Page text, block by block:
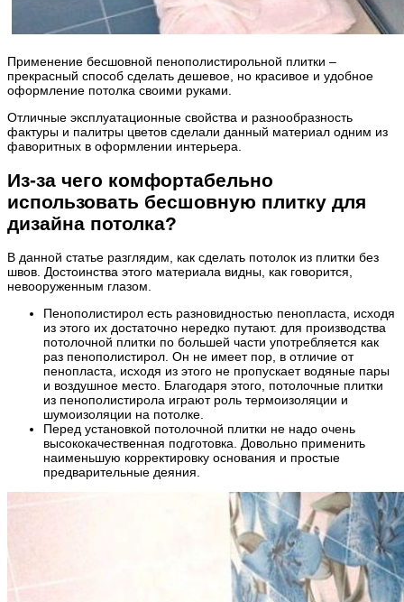
Применение бесшовной пенополистирольной плитки –
прекрасный способ сделать дешевое, но красивое и удобное
оформление потолка своими руками.
Отличные эксплуатационные свойства и разнообразность
фактуры и палитры цветов сделали данный материал одним из
фаворитных в оформлении интерьера.
Из-за чего комфортабельно
использовать бесшовную плитку для
дизайна потолка?
В данной статье разглядим, как сделать потолок из плитки без
швов. Достоинства этого материала видны, как говорится,
невооруженным глазом.
Пенополистирол есть разновидностью пенопласта, исходя
из этого их достаточно нередко путают. для производства
потолочной плитки по большей части употребляется как
раз пенополистирол. Он не имеет пор, в отличие от
пенопласта, исходя из этого не пропускает водяные пары
и воздушное место. Благодаря этого, потолочные плитки
из пенополистирола играют роль термоизоляции и
шумоизоляции на потолке.
Перед установкой потолочной плитки не надо очень
высококачественная подготовка. Довольно применить
наименьшую корректировку основания и простые
предварительные деяния.